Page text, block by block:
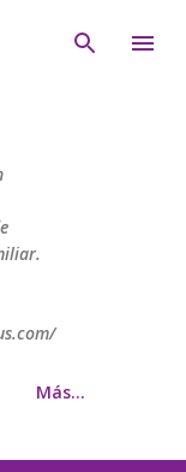
Más…